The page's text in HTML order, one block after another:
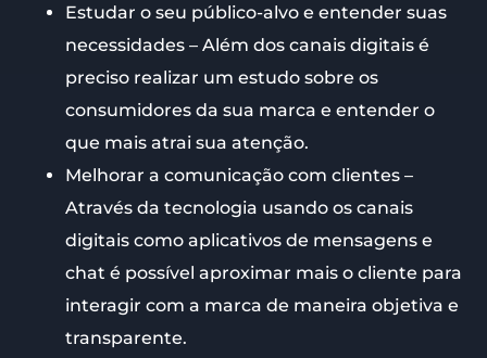
Estudar o seu público-alvo e entender suas
necessidades – Além dos canais digitais é
preciso realizar um estudo sobre os
consumidores da sua marca e entender o
que mais atrai sua atenção.
Melhorar a comunicação com clientes –
Através da tecnologia usando os canais
digitais como aplicativos de mensagens e
chat é possível aproximar mais o cliente para
interagir com a marca de maneira objetiva e
transparente.